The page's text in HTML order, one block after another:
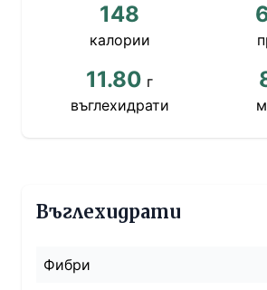
148
калории
11.80 г
въглехидрати
Въглехидрати
Фибри